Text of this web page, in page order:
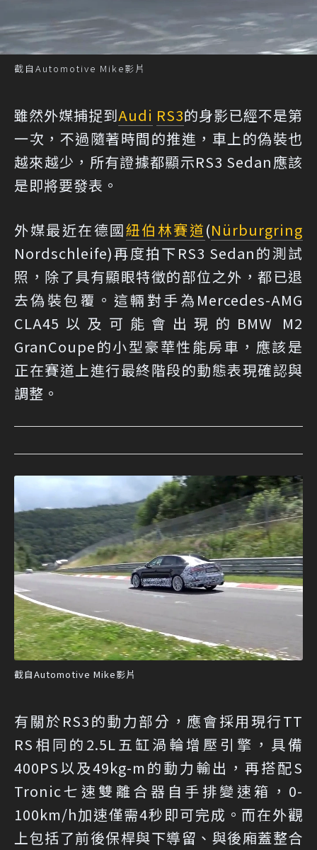
截自Automotive Mike影片
雖然外媒捕捉到Audi RS3的身影已經不是第
一次，不過隨著時間的推進，車上的偽裝也
越來越少，所有證據都顯示RS3 Sedan應該
是即將要發表。
外媒最近在德國紐伯林賽道(Nürburgring
Nordschleife)再度拍下RS3 Sedan的測試
照，除了具有顯眼特徵的部位之外，都已退
去偽裝包覆。這輛對手為Mercedes-AMG
CLA45以及可能會出現的BMW M2
GranCoupe的小型豪華性能房車，應該是
正在賽道上進行最終階段的動態表現確認與
調整。
截自Automotive Mike影片
有關於RS3的動力部分，應會採用現行TT
RS相同的2.5L五缸渦輪增壓引擎，具備
400PS以及49kg-m的動力輸出，再搭配S
Tronic七速雙離合器自手排變速箱，0-
100km/h加速僅需4秒即可完成。而在外觀
上包括了前後保桿與下導留、與後廂蓋整合